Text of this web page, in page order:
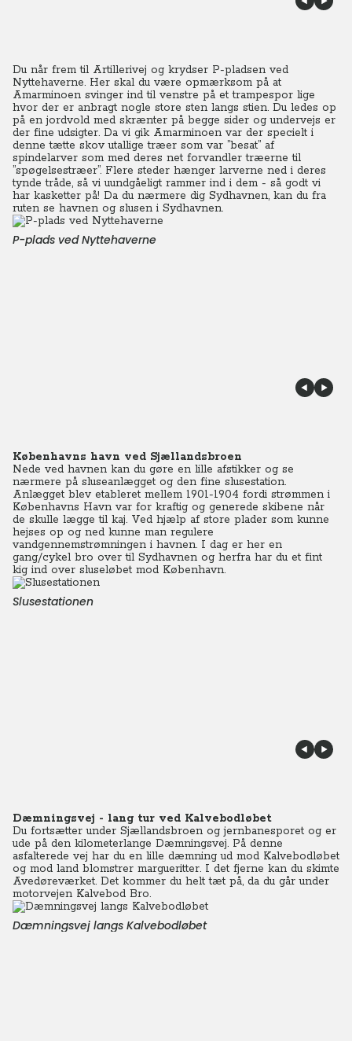
Du når frem til Artillerivej og krydser P-pladsen ved
Nyttehaverne. Her skal du være opmærksom på at
Amarminoen svinger ind til venstre på et trampespor lige
hvor der er anbragt nogle store sten langs stien. Du ledes op
på en jordvold med skrænter på begge sider og undervejs er
der fine udsigter. Da vi gik Amarminoen var der specielt i
denne tætte skov utallige træer som var ”besat” af
spindelarver som med deres net forvandler træerne til
”spøgelsestræer”. Flere steder hænger larverne ned i deres
tynde tråde, så vi uundgåeligt rammer ind i dem - så godt vi
har kasketter på! Da du nærmere dig Sydhavnen, kan du fra
ruten se havnen og slusen i Sydhavnen.
P-plads ved Nyttehaverne
Københavns havn ved Sjællandsbroen
Nede ved havnen kan du gøre en lille afstikker og se
nærmere på sluseanlægget og den fine slusestation.
Anlægget blev etableret mellem 1901-1904 fordi strømmen i
Københavns Havn var for kraftig og generede skibene når
de skulle lægge til kaj. Ved hjælp af store plader som kunne
hejses op og ned kunne man regulere
vandgennemstrømningen i havnen. I dag er her en
gang/cykel bro over til Sydhavnen og herfra har du et fint
kig ind over sluseløbet mod København.
Slusestationen
Dæmningsvej - lang tur ved Kalvebodløbet
Du fortsætter under Sjællandsbroen og jernbanesporet og er
ude på den kilometerlange Dæmningsvej. På denne
asfalterede vej har du en lille dæmning ud mod Kalvebodløbet
og mod land blomstrer margueritter. I det fjerne kan du skimte
Avedøreværket. Det kommer du helt tæt på, da du går under
motorvejen Kalvebod Bro.
Dæmningsvej langs Kalvebodløbet